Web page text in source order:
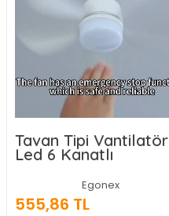
Tavan Tipi Vantilatör
Led 6 Kanatlı
Egonex
555,86 TL